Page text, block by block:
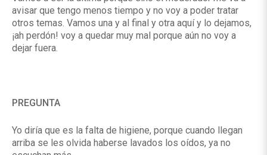
avisar que tengo menos tiempo y no voy a poder tratar
otros temas. Vamos una y al final y otra aquí y lo dejamos,
¡ah perdón! voy a quedar muy mal porque aún no voy a
dejar fuera.
PREGUNTA
Yo diría que es la falta de higiene, porque cuando llegan
arriba se les olvida haberse lavados los oídos, ya no